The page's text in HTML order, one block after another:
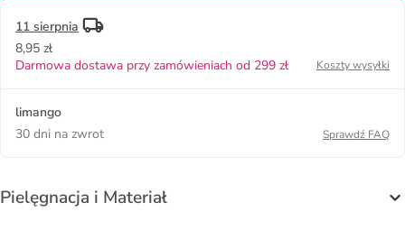
11 sierpnia
8,95 zł
Darmowa dostawa przy zamówieniach od 299 zł
Koszty wysyłki
limango
30 dni na zwrot
Sprawdź FAQ
Pielęgnacja i Materiał